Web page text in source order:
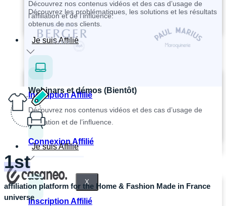
Découvrez nos contenus vidéos et des cas d’usage de
l’affiliation et de l’influence.
Je suis Affilié
Inscription Affilié
Connexion Affilié
X
Découvrez les problématiques, les solutions et les résultats
obtenus de nos clients.
Webinars et démos (Bientôt)
Découvrez nos contenus vidéos et des cas d’usage de
l’affiliation et de l’influence.
Je suis Affilié
Inscription Affilié
1st
affiliation platform for the Home & Fashion Made in France
universe